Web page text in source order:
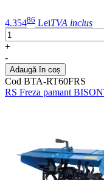
4.35486 LeiTVA inclus
+
-
Adaugă în coș
Cod BTA-RT60FRS
RS Freza pamant